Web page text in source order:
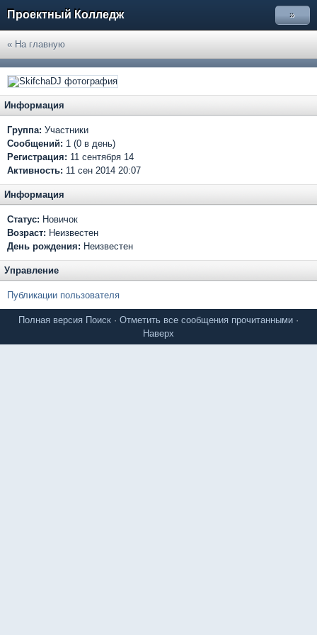
Проектный Колледж »
« На главную
Информация
Группа: Участники
Сообщений: 1 (0 в день)
Регистрация: 11 сентября 14
Активность: 11 сен 2014 20:07
Информация
Статус: Новичок
Возраст: Неизвестен
День рождения: Неизвестен
Управление
Публикации пользователя
Полная версия Поиск · Отметить все сообщения прочитанными ·
Наверх